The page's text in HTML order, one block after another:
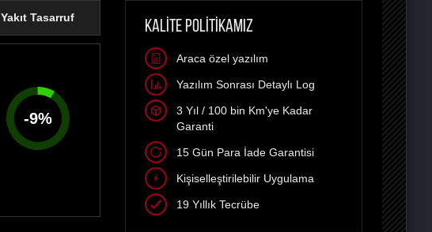
Yakıt Tasarruf
-9%
KALİTE POLİTİKAMIZ
Araca özel yazılım
Yazılım Sonrası Detaylı Log
3 Yıl / 100 bin Km'ye Kadar
Garanti
15 Gün Para İade Garantisi
Kişiselleştirilebilir Uygulama
19 Yıllık Tecrübe